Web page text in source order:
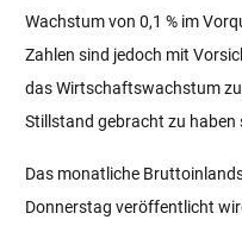
Wachstum von 0,1 % im
Zahlen sind jedoch mit
das Wirtschaftswachstum
Stillstand gebracht zu haben
Das monatliche
Donnerstag veröffentlicht